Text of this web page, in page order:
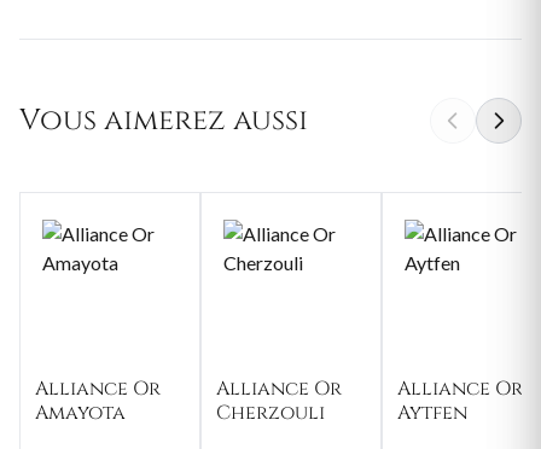
Vous aimerez aussi
Alliance Or
Amayota
Alliance Or
Cherzouli
Alliance Or
Aytfen